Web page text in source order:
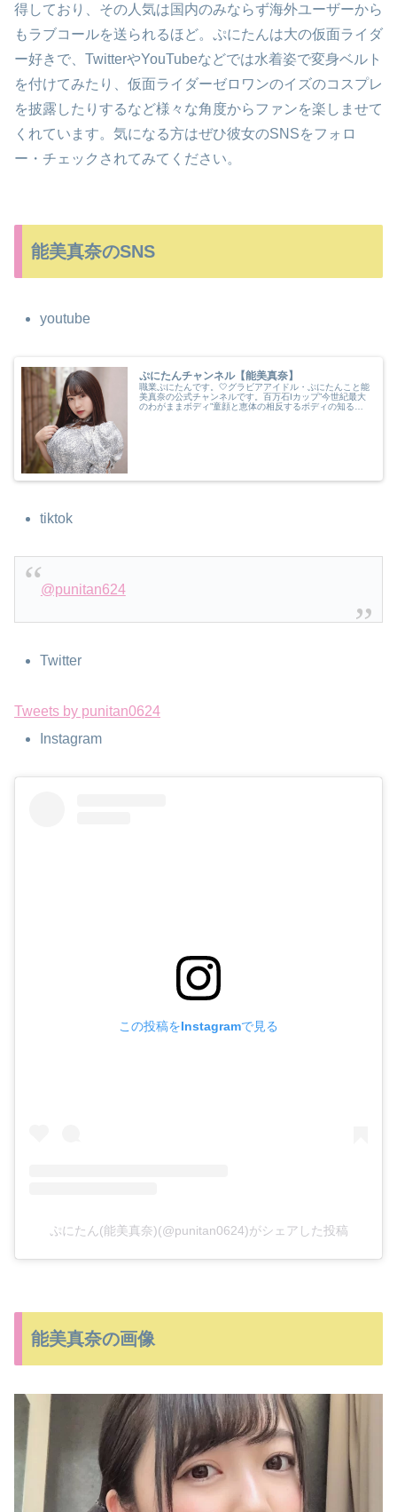
得しており、その人気は国内のみならず海外ユーザーから
もラブコールを送られるほど。ぷにたんは大の仮面ライダ
ー好きで、TwitterやYouTubeなどでは水着姿で変身ベルト
を付けてみたり、仮面ライダーゼロワンのイズのコスプレ
を披露したりするなど様々な角度からファンを楽しませて
くれています。気になる方はぜひ彼女のSNSをフォロ
ー・チェックされてみてください。
能美真奈のSNS
youtube
ぷにたんチャンネル【能美真奈】
職業ぷにたんです。🤍グラビアアイドル・ぷにたんこと能
美真奈の公式チャンネルです。百万石Iカップ”今世紀最大
のわがままボディ”童顔と恵体の相反するボディの知る人
tiktok
@punitan624
Twitter
Tweets by punitan0624
Instagram
この投稿をInstagramで見る
ぷにたん(能美真奈)(@punitan0624)がシェアした投稿
能美真奈の画像